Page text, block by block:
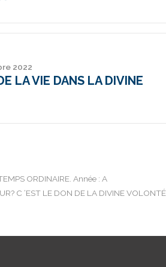
2022
LA VIE DANS LA DIVINE
ORDINAIRE. Année : A
C ‘EST LE DON DE LA DIVINE